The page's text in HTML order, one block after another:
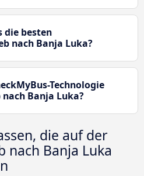
die besten
nach Banja Luka?
Technologie
Banja Luka?
die auf der
nach Banja Luka